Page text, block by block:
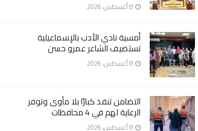
أمسية نادي الأدب بالإسماعيلية
تستضيف الشاعر عمرو حسن
التضامن تنقذ كبارًا بلا مأوى وتوفر
الرعاية لهم في 4 محافظات